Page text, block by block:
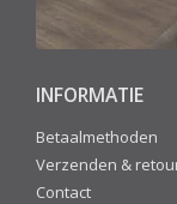
INFORMATIE
Betaalmethoden
Verzenden &
Contact